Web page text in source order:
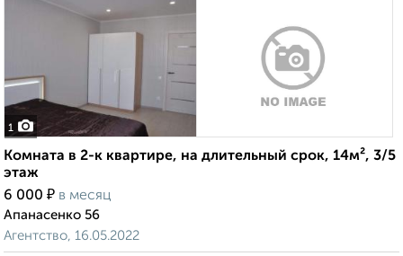
1
Комната в 2-к квартире, на длительный срок, 14м², 3/5
этаж
6 000 ₽ в месяц
Апанасенко 56
Агентство, 16.05.2022